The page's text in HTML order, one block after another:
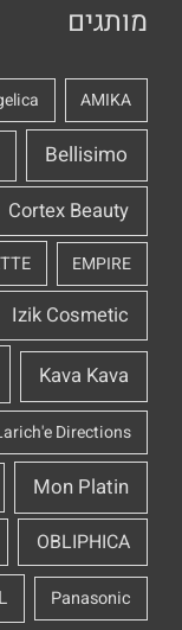
מותגים
AMIKA
Bellisimo
Cortex Beauty
EMPIRE
Izik Cosmetic
Kava Kava
Directions
Mon Platin
OBLIPHICA
Panasonic